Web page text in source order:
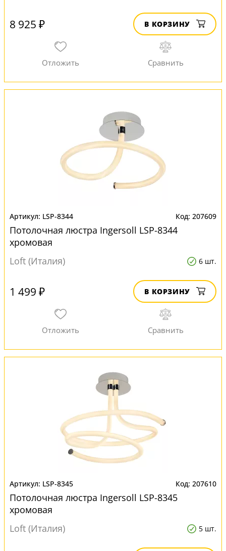
8 925 ₽ В КОРЗИНУ
LSP-8344 207609
Потолочная люстра Ingersoll LSP-8344
хромовая
Loft (Италия)
6 шт.
1 499 ₽ В КОРЗИНУ
LSP-8345 207610
Потолочная люстра Ingersoll LSP-8345
хромовая
Loft (Италия)
5 шт.